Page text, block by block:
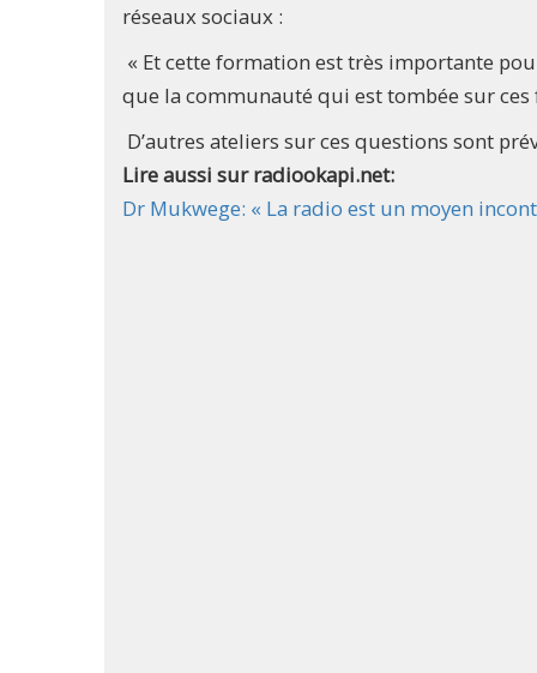
réseaux sociaux :
« Et cette formation est très importante
que la communauté qui est tombée sur
D’autres ateliers sur ces questions sont
Lire aussi sur radiookapi.net:
Dr Mukwege: « La radio est un moyen